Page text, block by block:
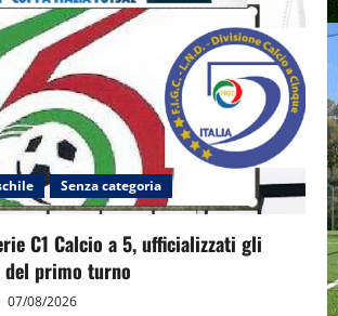
Senza categoria
C1 Calcio a 5, ufficializzati gli
del primo turno
07/08/2026